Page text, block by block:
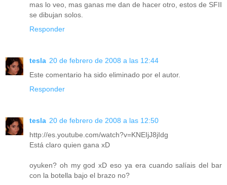
mas lo veo, mas ganas me dan de hacer otro, estos de SFII
se dibujan solos.
Responder
tesla 20 de febrero de 2008 a las 12:44
Este comentario ha sido eliminado por el autor.
Responder
tesla 20 de febrero de 2008 a las 12:50
http://es.youtube.com/watch?v=KNEIjJ8jIdg
Está claro quien gana xD
oyuken? oh my god xD eso ya era cuando salíais del bar
con la botella bajo el brazo no?